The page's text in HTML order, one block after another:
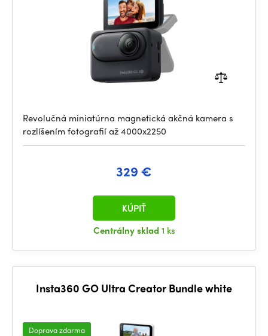
Revolučná miniatúrna magnetická akčná kamera s
rozlíšením fotografií až 4000x2250
329 €
Centrálny sklad1 ks
KÚPIŤ
Insta360 GO Ultra Creator Bundle white
Doprava zdarma